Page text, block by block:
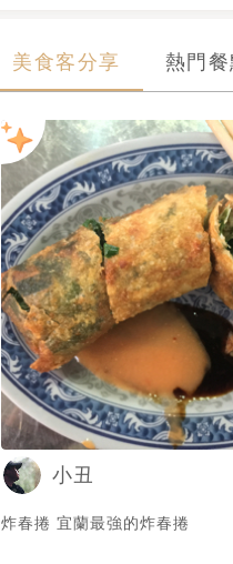
美食客分享 熱門餐
小丑
炸春捲 宜蘭最強的炸春捲